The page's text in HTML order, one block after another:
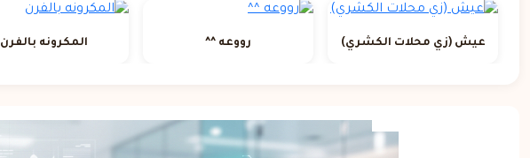
عيش (زي محلات الكشري) رووعه ^^ المكرونه بالفرن